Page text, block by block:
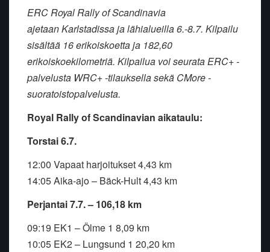
ERC Royal Rally of Scandinavia
ajetaanKarlstadissa ja lähialueilla 6.-8.7. Kilpailu
sisältää 16 erikoiskoetta ja 182,60
erikoiskoekilometriä. Kilpailua voi seurata ERC+ -
palvelusta WRC+ -tilauksella sekä CMore -
suoratoistopalvelusta.
Royal Rally of Scandinavian aikataulu:
Torstai 6.7.
12:00 Vapaat harjoitukset 4,43 km
14:05 Aika-ajo – Bäck-Hult 4,43 km
Perjantai 7.7. – 106,18 km
09:19 EK1 – Ölme 1 8,09 km
10:05 EK2 – Lungsund 1 20,20 km